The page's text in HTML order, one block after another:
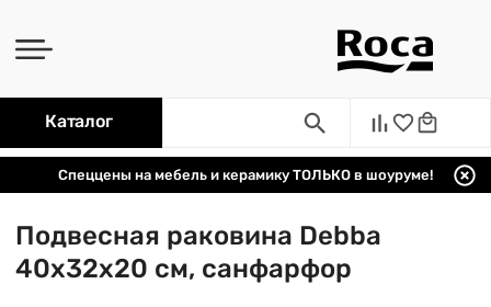
Каталог
Спеццены на мебель и керамику ТОЛЬКО в шоуруме!
Подвесная раковина Debba
40х32х20 см, санфарфор